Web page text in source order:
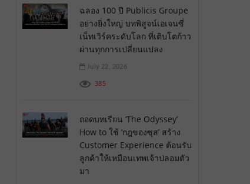
ฉลอง 100 ปี Publicis Groupe
อย่างยิ่งใหญ่ บทพิสูจน์เอเจนซี่
เน็ทเวิร์คระดับโลก ที่เติบโตก้าว
ผ่านทุกการเปลี่ยนแปลง
July 22, 2026
385
ถอดบทเรียน ‘The Odyssey’
How to ใช้ ‘กฎของซุส’ สร้าง
Customer Experience ต้อนรับ
ลูกค้าให้เหมือนเทพเจ้าปลอมตัว
มา